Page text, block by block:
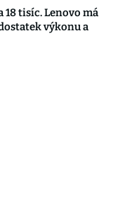
tisíc. Lenovo má
výkonu a